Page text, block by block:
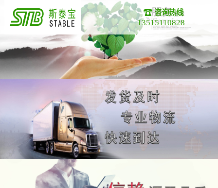
咨询热线
13515110828